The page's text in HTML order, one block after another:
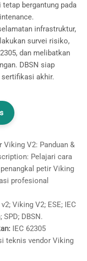
bergantung pada
infrastruktur,
survei risiko,
dan melibatkan
DBSN siap
akhir.
Viking V2: Panduan &
Pelajari cara
petir Viking
profesional
Viking V2; ESE; IEC
DBSN.
IEC 62305
teknis vendor Viking